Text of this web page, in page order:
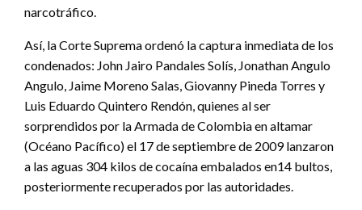
narcotráfico.
Así, la Corte Suprema ordenó la captura inmediata de los
condenados: John Jairo Pandales Solís, Jonathan Angulo
Angulo, Jaime Moreno Salas, Giovanny Pineda Torres y
Luis Eduardo Quintero Rendón, quienes al ser
sorprendidos por la Armada de Colombia en altamar
(Océano Pacífico) el 17 de septiembre de 2009 lanzaron
a las aguas 304 kilos de cocaína embalados en14 bultos,
posteriormente recuperados por las autoridades.